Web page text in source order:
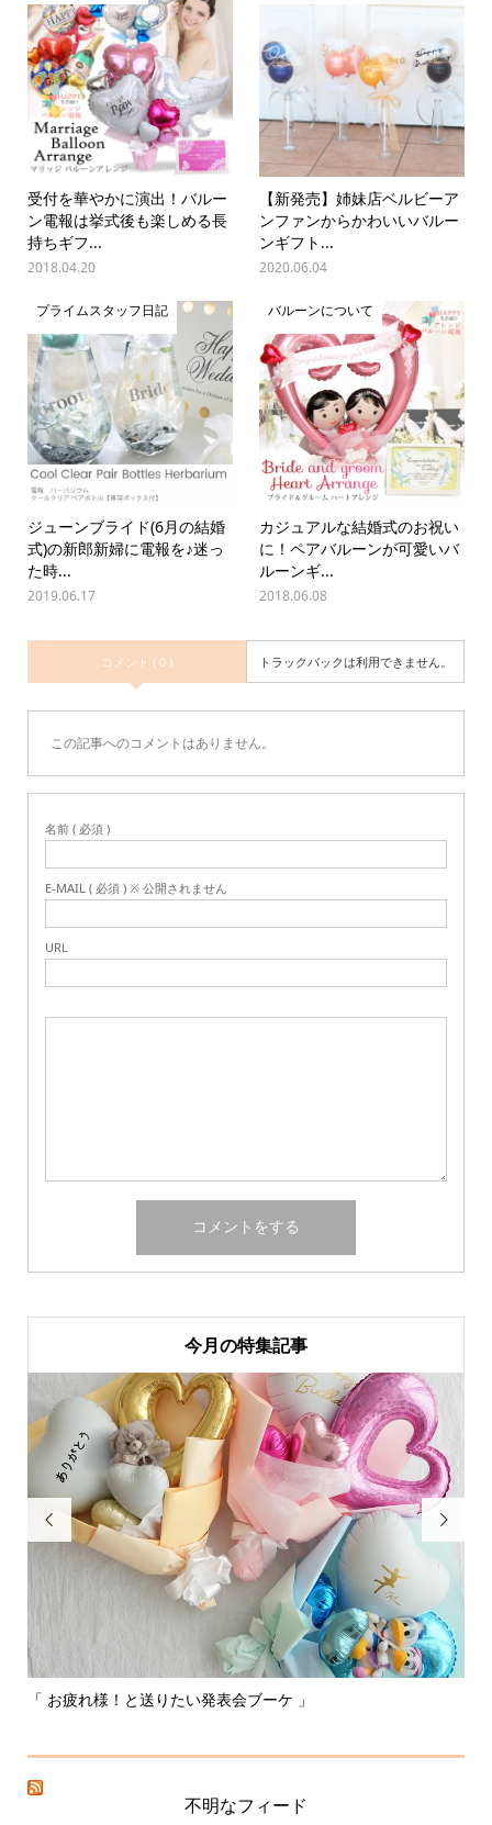
受付を華やかに演出！バルー
ン電報は挙式後も楽しめる長
持ちギフ...
2018.04.20
【新発売】姉妹店ベルビーア
ンファンからかわいいバルー
ンギフト...
2020.06.04
プライムスタッフ日記
ジューンブライド(6月の結婚
式)の新郎新婦に電報を♪迷っ
た時...
2019.06.17
バルーンについて
カジュアルな結婚式のお祝い
に！ペアバルーンが可愛いバ
ルーンギ...
2018.06.08
コメント ( 0 ) トラックバックは利用できません。
この記事へのコメントはありません。
名前 ( 必須 )
E-MAIL ( 必須 ) ※ 公開されません
URL
今月の特集記事

りたい発表会ブーケ 」

不明なフィード